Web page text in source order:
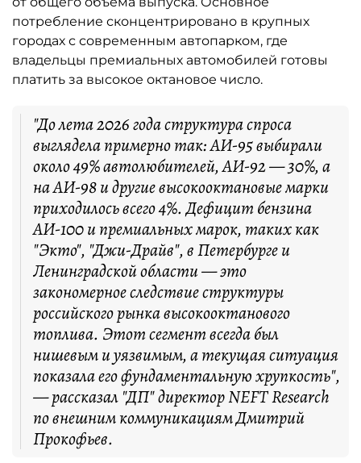
потребление сконцентрировано в крупных
городах с современным автопарком, где
владельцы премиальных автомобилей готовы
платить за высокое октановое число.
"До лета 2026 года структура спроса
выглядела примерно так: АИ-95 выбирали
около 49% автолюбителей, АИ-92 — 30%, а
на АИ-98 и другие высокооктановые марки
приходилось всего 4%. Дефицит бензина
АИ-100 и премиальных марок, таких как
"Экто", "Джи-Драйв", в Петербурге и
Ленинградской области — это
закономерное следствие структуры
российского рынка высокооктанового
топлива. Этот сегмент всегда был
нишевым и уязвимым, а текущая ситуация
показала его фундаментальную хрупкость",
— рассказал "ДП" директор NEFT Research
по внешним коммуникациям Дмитрий
Прокофьев.